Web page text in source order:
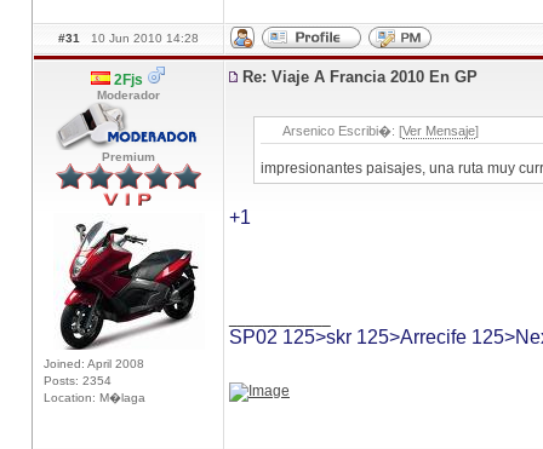
#31 10 Jun 2010 14:28
2Fjs
Moderador
Premium
Joined: April 2008
Posts: 2354
Location: M�laga
Re: Viaje A Francia 2010 En GP
Arsenico Escribi�: [Ver Mensaje]
impresionantes paisajes, una ruta muy
+1
SP02 125>skr 125>Arrecife